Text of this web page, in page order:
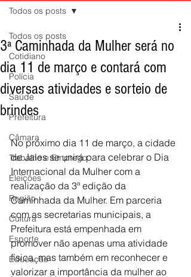
Todos os posts
Cotidiano
Polícia
Saúde
Prefeitura
Câmara
Trabalho e Emprego
Eleições
Região
Cultura
Esporte
Educação
Todos os posts
3ª Caminhada da Mulher será no
dia 11 de março e contará com
diversas atividades e sorteio de
brindes
No próximo dia 11 de março, a cidade
de Jales se unirá para celebrar o Dia
Internacional da Mulher com a
realização da 3ª edição da
Caminhada da Mulher. Em parceria
com as secretarias municipais, a
Prefeitura está empenhada em
promover não apenas uma atividade
física, mas também em reconhecer e
valorizar a importância da mulher ao